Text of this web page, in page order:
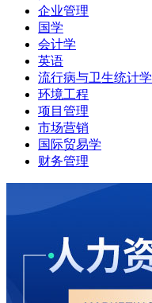
企业管理
国学
会计学
英语
流行病与卫生统计学
环境工程
项目管理
市场营销
国际贸易学
财务管理